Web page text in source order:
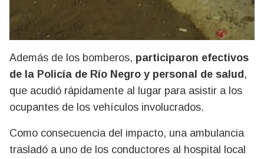
Además de los bomberos, participaron efectivos
de la Policía de Río Negro y personal de salud ,
que acudió rápidamente al lugar para asistir a los
ocupantes de los vehículos involucrados.
Como consecuencia del impacto, una ambulancia
trasladó a uno de los conductores al hospital local